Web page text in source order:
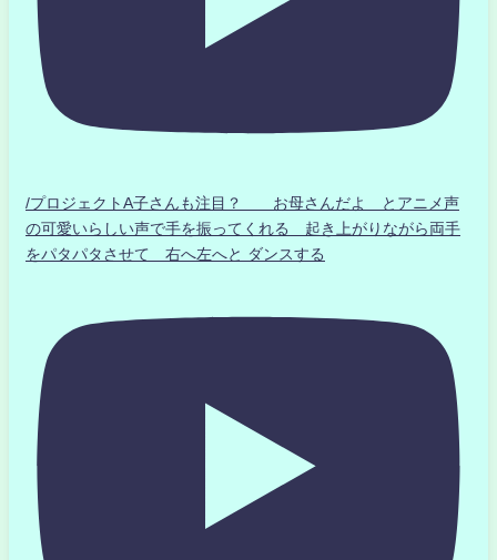
/プロジェクトA子さんも注目？ お母さんだよ とアニメ声
の可愛いらしい声で手を振ってくれる 起き上がりながら両手
をパタパタさせて 右へ左へと ダンスする